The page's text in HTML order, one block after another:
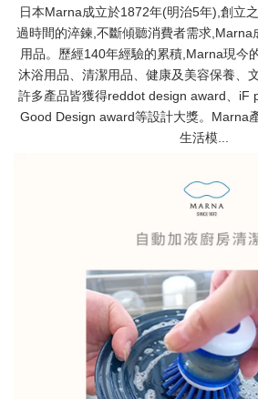
日本Marna成立於1872年(明治5年),創立
過時間的淬鍊,不斷傾聽消費者需求,Marna
用品。歷經140年經驗的累積,Marna現今
沐浴用品、清潔用品、健康及美容保養、
許多產品皆獲得reddot design award、iF
Good Design award等設計大獎。Marna
生活模...